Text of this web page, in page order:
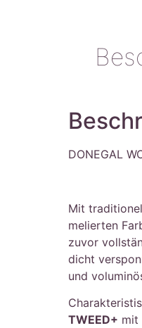
DONEGAL
Mit
melierten
zuvor
dicht
und
TWEED+ mit